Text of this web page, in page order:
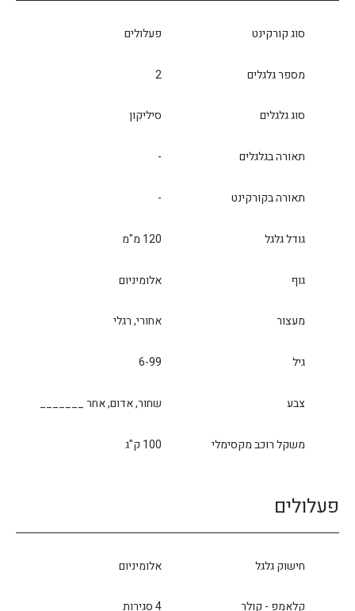
סוג קורקינט פעלולים
מספר גלגלים 2
סוג גלגלים סיליקון
תאורה בגלגלים -
תאורה בקורקינט -
גודל גלגל 120 מ"מ
גוף אלומיניום
מעצור אחורי, רגלי
גיל 6-99
צבע שחור, אדום, אחר _______
משקל רוכב מקסימלי 100 ק"ג
פעלולים
חישוק גלגל אלומיניום
קלאמפ - קולר 4 סגירות